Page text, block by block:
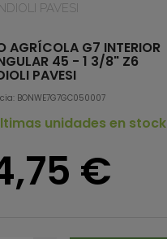
PAVESI
AGRÍCOLA G7 INTERIOR
45 - 1 3/8" Z6
PAVESI
BONWE7G7GC050007
unidades en stock
€